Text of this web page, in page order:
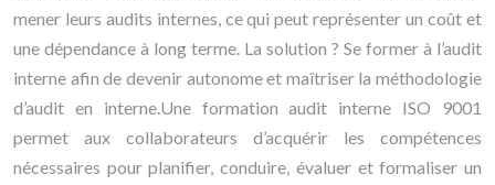
mener leurs audits internes, ce qui peut représenter un coût et
une dépendance à long terme. La solution ? Se former à l’audit
interne afin de devenir autonome et maîtriser la méthodologie
d’audit en interne.Une formation audit interne ISO 9001
permet aux collaborateurs d’acquérir les compétences
nécessaires pour planifier, conduire, évaluer et formaliser un